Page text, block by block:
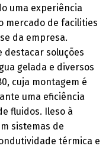
uma experiência
mercado de facilities
da empresa.
destacar soluções
gelada e diversos
cuja montagem é
uma eficiência
fluidos. Ileso à
sistemas de
térmica e